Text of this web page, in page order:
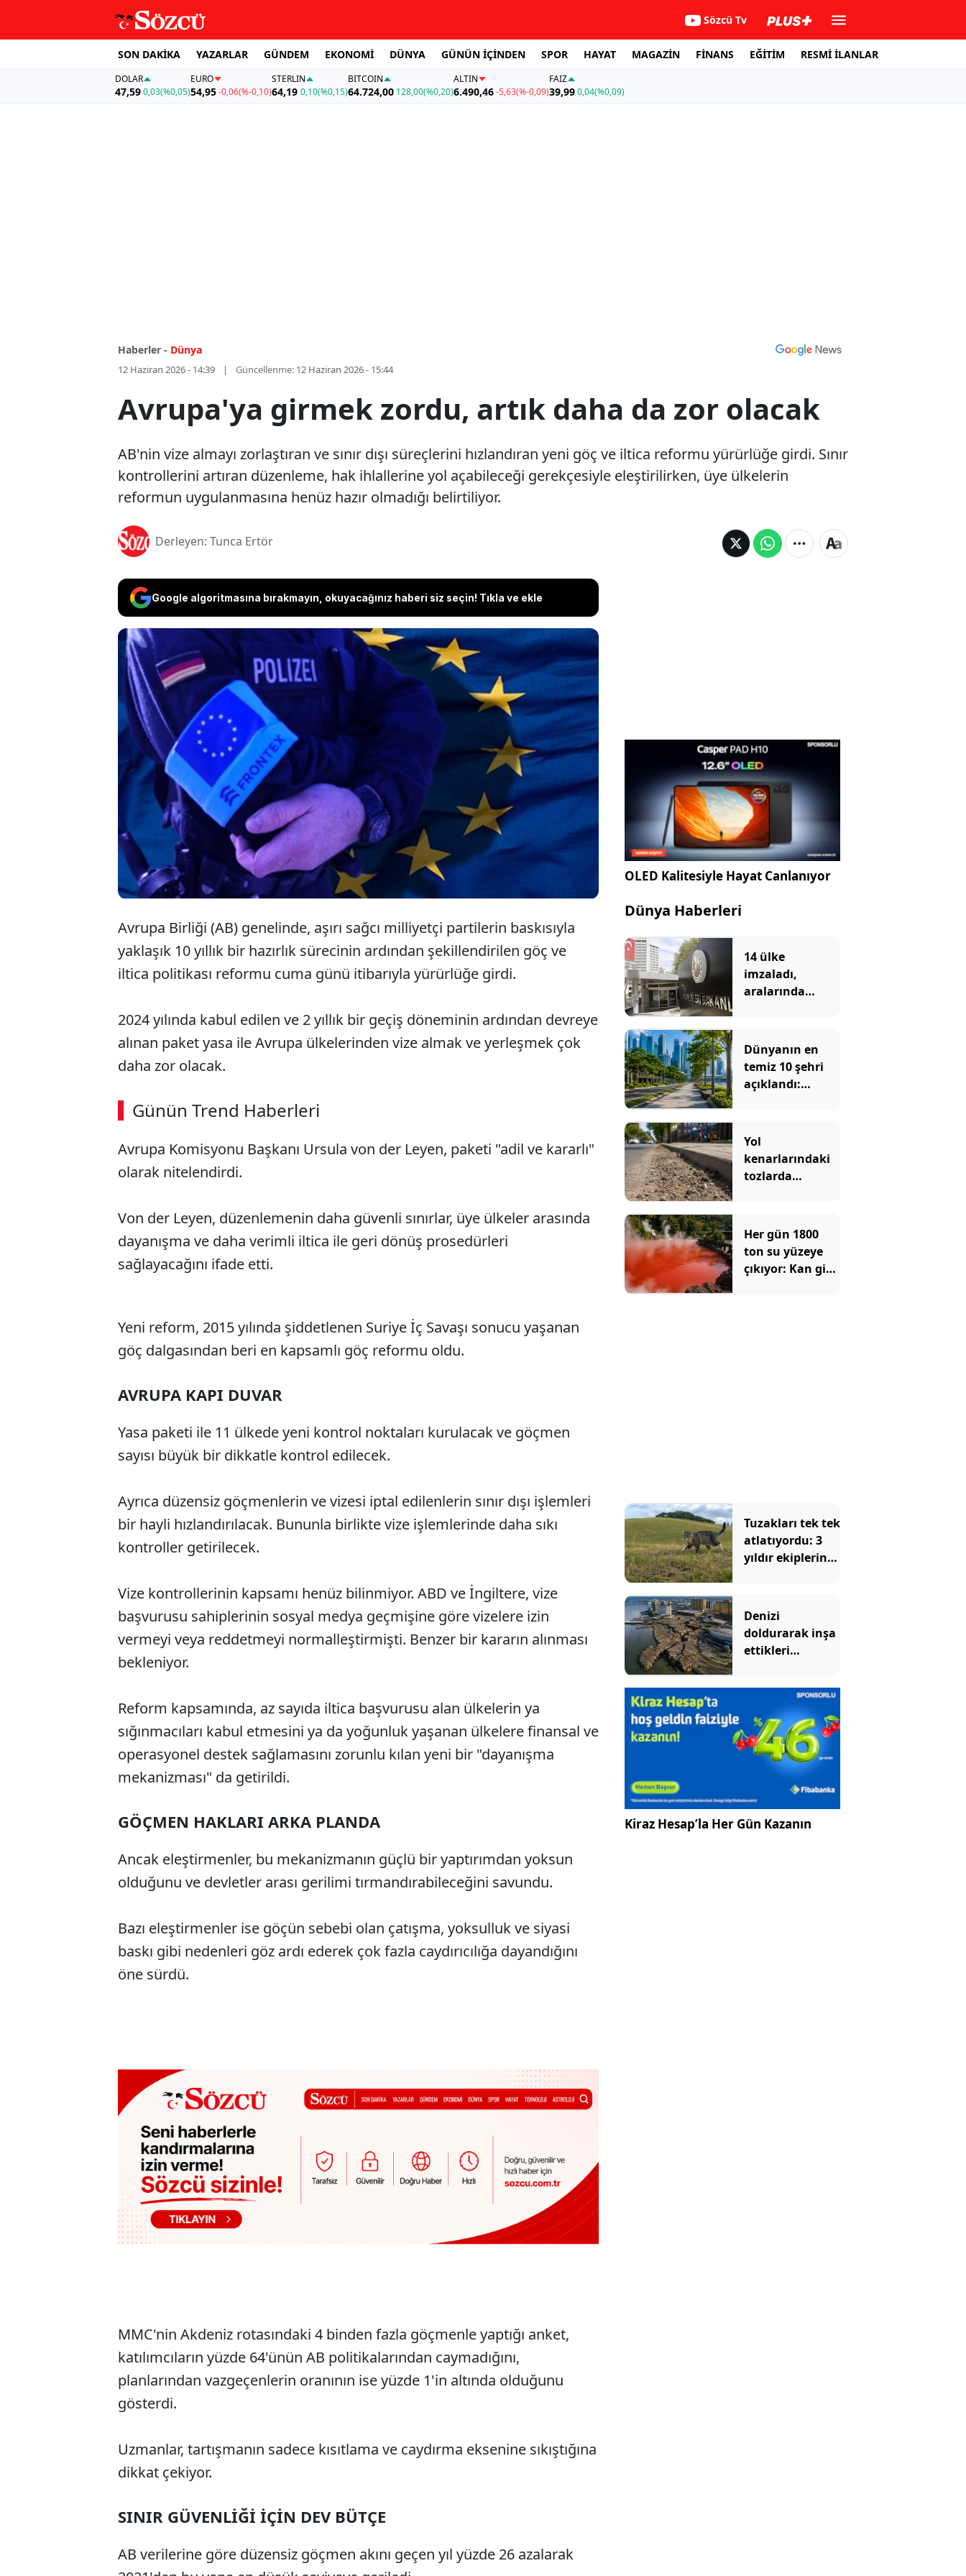
Sözcü Tv
SON DAKİKA YAZARLAR GÜNDEM EKONOMİ DÜNYA GÜNÜN İÇİNDEN SPOR HAYAT MAGAZİN FİNANS EĞİTİM RESMİ İLANLAR
DOLAR
47,590,03(%0,05)
EURO
54,95 -0,06(%-0,10)
STERLIN
64,19 0,10(%0,15)
BITCOIN
64.724,00 128,00(%0,20)
ALTIN
6.490,46-5,63(%-0,09)
FAİZ
39,990,04(%0,09)
Haberler - Dünya
12 Haziran 2026 - 14:39 Güncellenme: 12 Haziran 2026 - 15:44
Avrupa'ya girmek zordu, artık daha da zor olacak
AB'nin vize almayı zorlaştıran ve sınır dışı süreçlerini hızlandıran yeni göç ve iltica reformu yürürlüğe girdi. Sınır
kontrollerini artıran düzenleme, hak ihlallerine yol açabileceği gerekçesiyle eleştirilirken, üye ülkelerin
reformun uygulanmasına henüz hazır olmadığı belirtiliyor.
Derleyen: Tunca Ertör
Google algoritmasına bırakmayın, okuyacağınız haberi siz seçin! Tıkla ve ekle
AB'nin vize almayı zorlaştıran ve sınır dışı süreçlerini hızlandıran
yeni göç ve iltica reformu yürürlüğe girdi. Sınır kontrollerini
artıran düzenleme, hak ihlallerine yol açabileceği gerekçesiyle
eleştirilirken, üye ülkelerin reformun uygulanmasına henüz hazır
olmadığı belirtiliyor.
Avrupa Birliği (AB) genelinde, aşırı sağcı milliyetçi partilerin baskısıyla
yaklaşık 10 yıllık bir hazırlık sürecinin ardından şekillendirilen göç ve
iltica politikası reformu cuma günü itibarıyla yürürlüğe girdi.
2024 yılında kabul edilen ve 2 yıllık bir geçiş döneminin ardından devreye
alınan paket yasa ile Avrupa ülkelerinden vize almak ve yerleşmek çok
daha zor olacak.
Günün Trend Haberleri
Avrupa Komisyonu Başkanı Ursula von der Leyen, paketi "adil ve kararlı"
olarak nitelendirdi.
Von der Leyen, düzenlemenin daha güvenli sınırlar, üye ülkeler arasında
dayanışma ve daha verimli iltica ile geri dönüş prosedürleri
sağlayacağını ifade etti.
Yeni reform, 2015 yılında şiddetlenen Suriye İç Savaşı sonucu yaşanan
göç dalgasından beri en kapsamlı göç reformu oldu.
AVRUPA KAPI DUVAR
Yasa paketi ile 11 ülkede yeni kontrol noktaları kurulacak ve göçmen
sayısı büyük bir dikkatle kontrol edilecek.
Ayrıca düzensiz göçmenlerin ve vizesi iptal edilenlerin sınır dışı işlemleri
bir hayli hızlandırılacak. Bununla birlikte vize işlemlerinde daha sıkı
kontroller getirilecek.
Vize kontrollerinin kapsamı henüz bilinmiyor. ABD ve İngiltere, vize
başvurusu sahiplerinin sosyal medya geçmişine göre vizelere izin
vermeyi veya reddetmeyi normalleştirmişti. Benzer bir kararın alınması
bekleniyor.
Reform kapsamında, az sayıda iltica başvurusu alan ülkelerin ya
sığınmacıları kabul etmesini ya da yoğunluk yaşanan ülkelere finansal ve
operasyonel destek sağlamasını zorunlu kılan yeni bir "dayanışma
mekanizması" da getirildi.
GÖÇMEN HAKLARI ARKA PLANDA
Ancak eleştirmenler, bu mekanizmanın güçlü bir yaptırımdan yoksun
olduğunu ve devletler arası gerilimi tırmandırabileceğini savundu.
Bazı eleştirmenler ise göçün sebebi olan çatışma, yoksulluk ve siyasi
baskı gibi nedenleri göz ardı ederek çok fazla caydırıcılığa dayandığını
öne sürdü.
MMC'nin Akdeniz rotasındaki 4 binden fazla göçmenle yaptığı anket,
katılımcıların yüzde 64'ünün AB politikalarından caymadığını,
planlarından vazgeçenlerin oranının ise yüzde 1'in altında olduğunu
gösterdi.
Uzmanlar, tartışmanın sadece kısıtlama ve caydırma eksenine sıkıştığına
dikkat çekiyor.
SINIR GÜVENLİĞİ İÇİN DEV BÜTÇE
AB verilerine göre düzensiz göçmen akını geçen yıl yüzde 26 azalarak
OLED Kalitesiyle Hayat Canlanıyor
Dünya Haberleri
14 ülke
imzaladı,
aralarında
Dünyanın en
temiz 10 şehri
açıklandı:
neredeyse
imkansız
Yol
kenarlarındaki
tozlarda
sonra bile
kaybolmamış
Her gün 1800
ton su yüzeye
çıkıyor: Kan gibi
Tuzakları tek tek
atlatıyordu: 3
yıldır ekiplerin
Denizi
doldurarak inşa
ettikleri
çökmeye başladı
Kiraz Hesap’la Her Gün Kazanın